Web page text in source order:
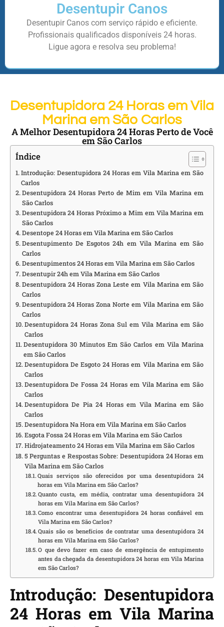
Desentupir Canos
Desentupir Canos com serviço rápido e eficiente.
Profissionais qualificados disponíveis 24 horas.
Ligue agora e resolva seu problema!
Desentupidora 24 Horas em Vila
Marina em São Carlos
A Melhor Desentupidora 24 Horas Perto de Você
em São Carlos
Índice
Introdução: Desentupidora 24 Horas em Vila Marina em São
Carlos
Desentupidora 24 Horas Perto de Mim em Vila Marina em
São Carlos
Desentupidora 24 Horas Próximo a Mim em Vila Marina em
São Carlos
Desentope 24 Horas em Vila Marina em São Carlos
Desentupimento De Esgotos 24h em Vila Marina em São
Carlos
Desentupimentos 24 Horas em Vila Marina em São Carlos
Desentupir 24h em Vila Marina em São Carlos
Desentupidora 24 Horas Zona Leste em Vila Marina em São
Carlos
Desentupidora 24 Horas Zona Norte em Vila Marina em São
Carlos
Desentupidora 24 Horas Zona Sul em Vila Marina em São
Carlos
Desentupidora 30 Minutos Em São Carlos em Vila Marina
em São Carlos
Desentupidora De Esgoto 24 Horas em Vila Marina em São
Carlos
Desentupidora De Fossa 24 Horas em Vila Marina em São
Carlos
Desentupidora De Pia 24 Horas em Vila Marina em São
Carlos
Desentupidora Na Hora em Vila Marina em São Carlos
Esgota Fossa 24 Horas em Vila Marina em São Carlos
Hidrojateamento 24 Horas em Vila Marina em São Carlos
5 Perguntas e Respostas Sobre: Desentupidora 24 Horas em
Vila Marina em São Carlos
Quais serviços são oferecidos por uma desentupidora 24
horas em Vila Marina em São Carlos?
Quanto custa, em média, contratar uma desentupidora 24
horas em Vila Marina em São Carlos?
Como encontrar uma desentupidora 24 horas confiável em
Vila Marina em São Carlos?
Quais são os benefícios de contratar uma desentupidora 24
horas em Vila Marina em São Carlos?
O que devo fazer em caso de emergência de entupimento
antes da chegada da desentupidora 24 horas em Vila Marina
em São Carlos?
Introdução: Desentupidora
24 Horas em Vila Marina